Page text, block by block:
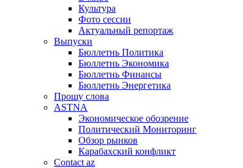
Культура
Фото сессии
Актуальный репортаж
Выпуски
Бюллетнь Политика
Бюллетнь Экономика
Бюллетнь Финансы
Бюллетнь Энергетика
Прошу слова
ASTNA
Экономическое обозрение
Политический Мониторинг
Обзор рынков
Карабахский конфликт
Contact az